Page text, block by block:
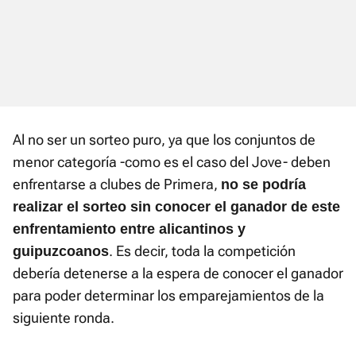
Al no ser un sorteo puro, ya que los conjuntos de
menor categoría -como es el caso del Jove- deben
enfrentarse a clubes de Primera, no se podría
realizar el sorteo sin conocer el ganador de este
enfrentamiento entre alicantinos y
guipuzcoanos. Es decir, toda la competición
debería detenerse a la espera de conocer el ganador
para poder determinar los emparejamientos de la
siguiente ronda.